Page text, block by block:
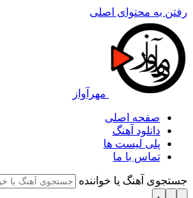
رفتن به محتوای اصلی
مهرآواز
صفحه اصلی
دانلود آهنگ
پلی لیست ها
تماس با ما
جستجوی آهنگ یا خواننده